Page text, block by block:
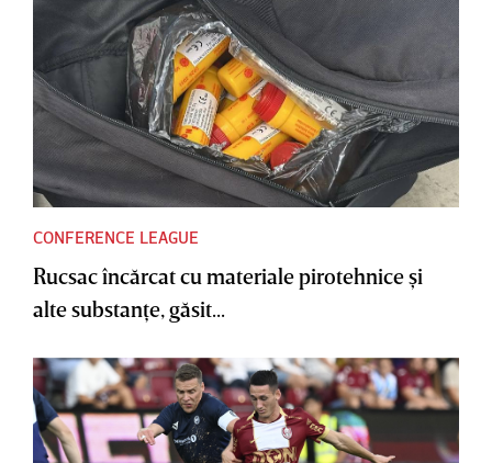
CONFERENCE LEAGUE
Rucsac încărcat cu materiale pirotehnice şi
alte substanţe, găsit...